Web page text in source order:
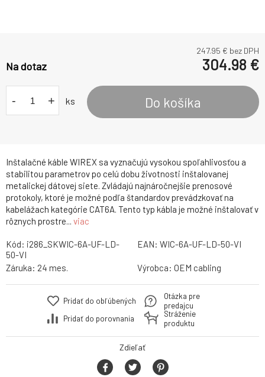
Inštalačné káble WIREX sa vyznačujú vysokou spoľahlivosťou a
stabilitou parametrov po celú dobu životnosti inštalovanej
metalickej dátovej siete. Zvládajú najnáročnejšie prenosové
protokoly, ktoré je možné podľa štandardov prevádzkovať na
kabelážach kategórie CAT6A. Tento typ kábla je možné inštalovať v
rôznych prostre... viac
247.95 € bez DPH
Na dotaz 304.98 €
- + ks Do košíka
Kód: i286_SKWIC-6A-UF-LD-
50-VI
EAN: WIC-6A-UF-LD-50-VI
Záruka: 24 mes. Výrobca: OEM cabling
Pridať do obľúbených
Pridať do porovnania
Otázka pre
predajcu
Stráženie
produktu
Zdieľať